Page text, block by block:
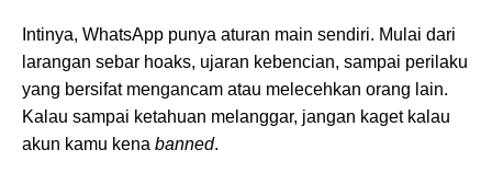
Intinya, WhatsApp punya aturan main sendiri. Mulai dari
larangan sebar hoaks, ujaran kebencian, sampai perilaku
yang bersifat mengancam atau melecehkan orang lain.
Kalau sampai ketahuan melanggar, jangan kaget kalau
akun kamu kena banned.